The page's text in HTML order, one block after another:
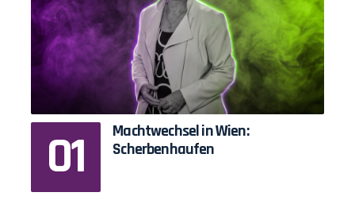
Machtwechsel in Wien:
Scherbenhaufen